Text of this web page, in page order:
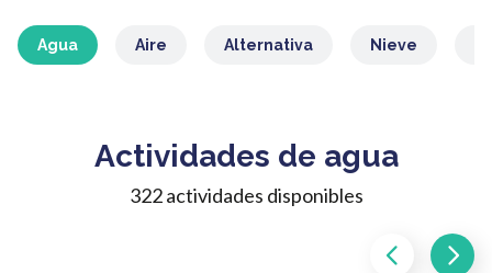
Agua Aire Alternativa Nieve
Actividades de agua
322 actividades disponibles